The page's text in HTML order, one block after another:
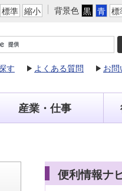
標準 縮小 背景色 黒 青 標
す よくある質問 お問
産業・仕事
便利情報ナ